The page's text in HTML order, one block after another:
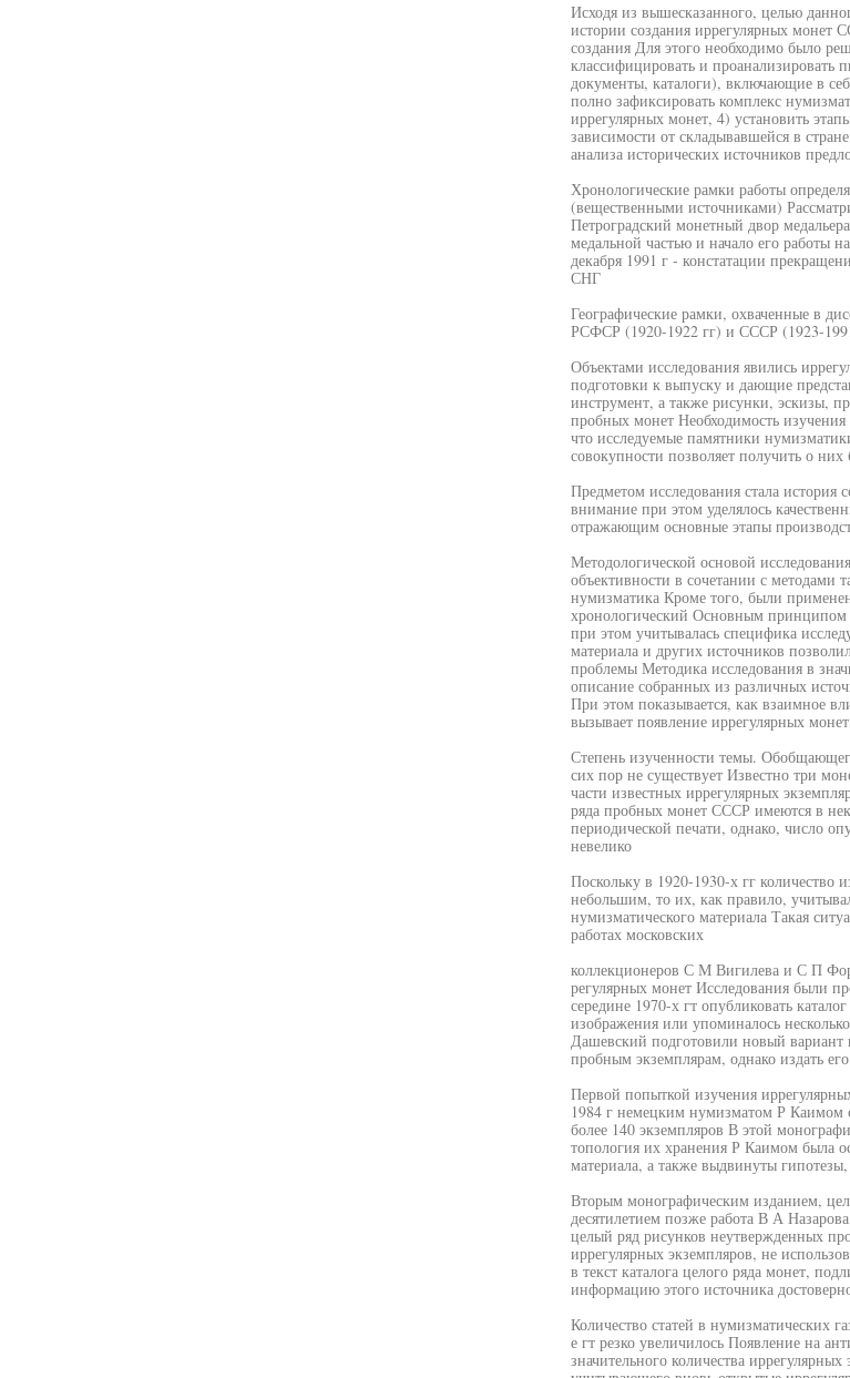
Исходя из вышесказанного, целью
истории создания иррегулярных монет
создания Для этого необходимо было
классифицировать и проанализировать
документы, каталоги), включающие в
полно зафиксировать комплекс
иррегулярных монет, 4) установить
зависимости от складывавшейся в
анализа исторических источников
Хронологические рамки работы
(вещественными источниками)
Петроградский монетный двор
медальной частью и начало его работы
декабря 1991 г - констатации
СНГ
Географические рамки, охваченные в
РСФСР (1920-1922 гг) и СССР (1923-
Объектами исследования явились
подготовки к выпуску и дающие
инструмент, а также рисунки, эскизы,
пробных монет Необходимость
что исследуемые памятники
совокупности позволяет получить о них
Предметом исследования стала история
внимание при этом уделялось
отражающим основные этапы
Методологической основой
объективности в сочетании с методами
нумизматика Кроме того, были
хронологический Основным принципом
при этом учитывалась специфика
материала и других источников
проблемы Методика исследования в
описание собранных из различных
При этом показывается, как взаимное
вызывает появление иррегулярных монет
Степень изученности темы.
сих пор не существует Известно три
части известных иррегулярных
ряда пробных монет СССР имеются в
периодической печати, однако, число
невелико
Поскольку в 1920-1930-х гг количество
небольшим, то их, как правило,
нумизматического материала Такая
работах московских
коллекционеров С М Вигилева и С П
регулярных монет Исследования
середине 1970-х гт опубликовать
изображения или упоминалось
Дашевский подготовили новый
пробным экземплярам, однако издать
Первой попыткой изучения
1984 г немецким нумизматом Р Каимом
более 140 экземпляров В этой
топология их хранения Р Каимом была
материала, а также выдвинуты
Вторым монографическим изданием,
десятилетием позже работа В А
целый ряд рисунков неутвержденных
иррегулярных экземпляров, не
в текст каталога целого ряда монет,
информацию этого источника
Количество статей в нумизматических
е гт резко увеличилось Появление на
значительного количества